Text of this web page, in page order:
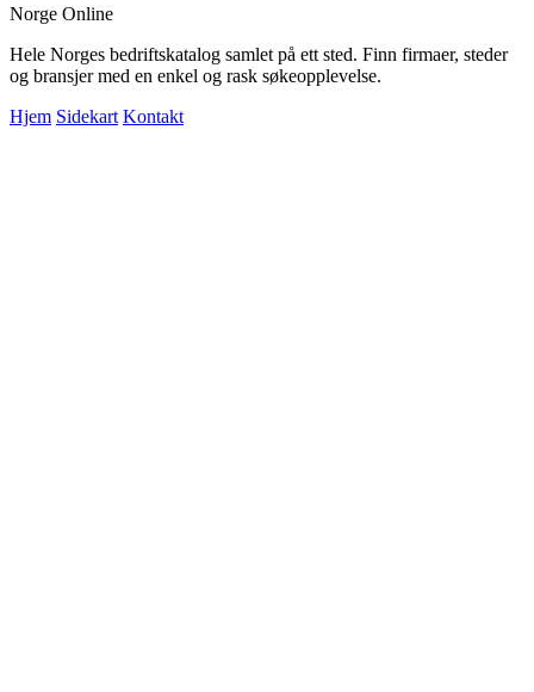
Norge Online
Hele Norges bedriftskatalog samlet på ett sted. Finn firmaer, steder
og bransjer med en enkel og rask søkeopplevelse.
Hjem Sidekart Kontakt